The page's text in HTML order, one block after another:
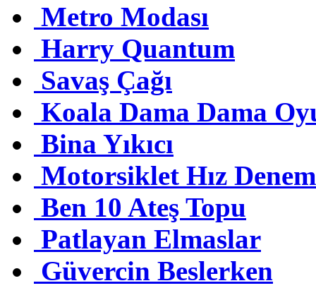
Metro Modası
Harry Quantum
Savaş Çağı
Koala Dama Dama
Bina Yıkıcı
Motorsiklet Hız
Ben 10 Ateş Topu
Patlayan Elmaslar
Güvercin Beslerken